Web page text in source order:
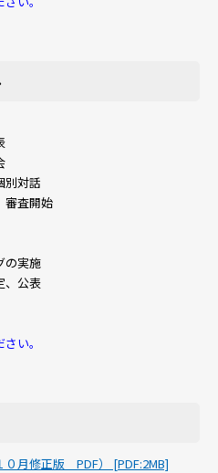
対話
査開始
実施
公表
い。
０月修正版 PDF） [PDF:2MB]